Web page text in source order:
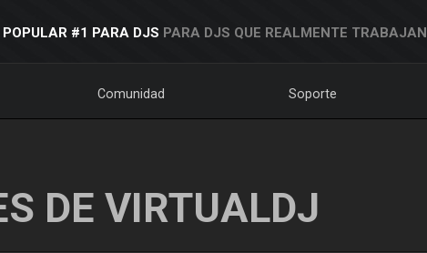
#1 PARA DJS PARA DJS QUE REALMENTE TRABAJAN
Comunidad Soporte
DE VIRTUALDJ